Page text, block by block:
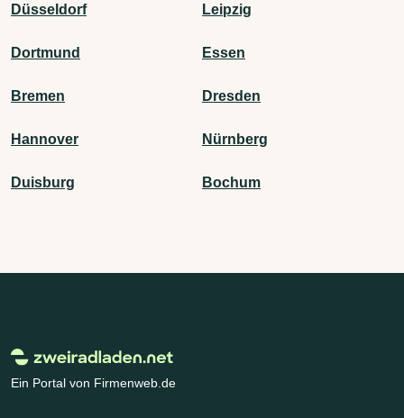
Düsseldorf Leipzig
Dortmund Essen
Bremen Dresden
Hannover Nürnberg
Duisburg Bochum
Ein Portal von Firmenweb.de